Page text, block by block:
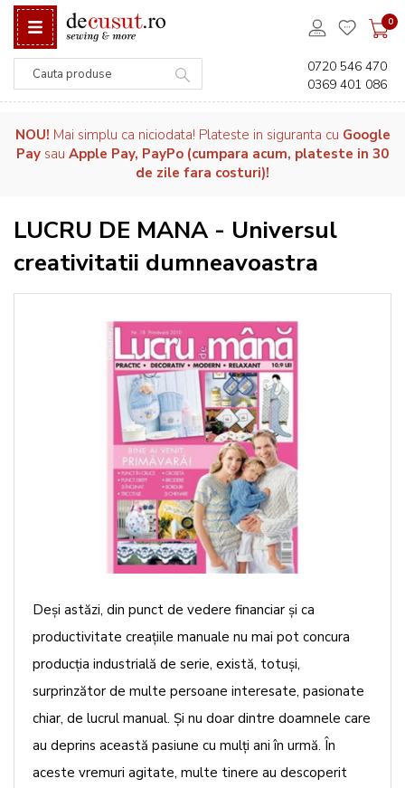
0
0720 546 470
0369 401 086
NOU! Mai simplu ca niciodata! Plateste in siguranta cu Google
Pay sau Apple Pay, PayPo (cumpara acum, plateste in 30
de zile fara costuri)!
LUCRU DE MANA - Universul
creativitatii dumneavoastra
Deşi astăzi, din punct de vedere financiar şi ca
productivitate creaţiile manuale nu mai pot concura
producţia industrială de serie, există, totuşi,
surprinzător de multe persoane interesate, pasionate
chiar, de lucrul manual. Şi nu doar dintre doamnele care
au deprins această pasiune cu mulţi ani în urmă. În
aceste vremuri agitate, multe tinere au descoperit